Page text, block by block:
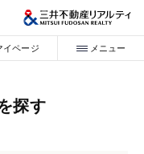
イページ メニュー
探す